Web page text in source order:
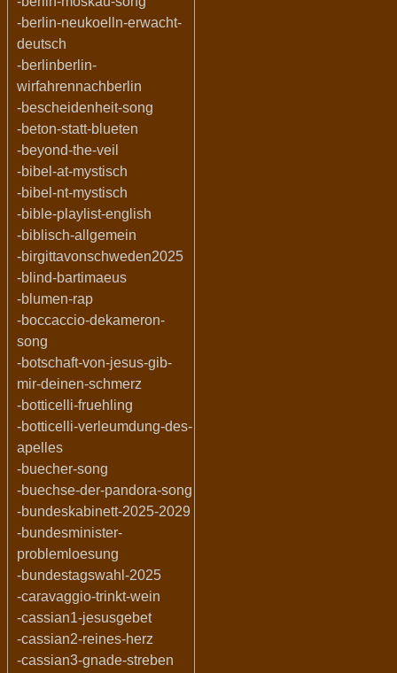
-berlin-neukoelln-erwacht-
deutsch
-berlinberlin-
wirfahrennachberlin
-bescheidenheit-song
-beton-statt-blueten
-beyond-the-veil
-bibel-at-mystisch
-bibel-nt-mystisch
-bible-playlist-english
-biblisch-allgemein
-birgittavonschweden2025
-blind-bartimaeus
-blumen-rap
-boccaccio-dekameron-
song
-botschaft-von-jesus-gib-
mir-deinen-schmerz
-botticelli-fruehling
-botticelli-verleumdung-des-
apelles
-buecher-song
-buechse-der-pandora-song
-bundeskabinett-2025-2029
-bundesminister-
problemloesung
-bundestagswahl-2025
-caravaggio-trinkt-wein
-cassian1-jesusgebet
-cassian2-reines-herz
-cassian3-gnade-streben